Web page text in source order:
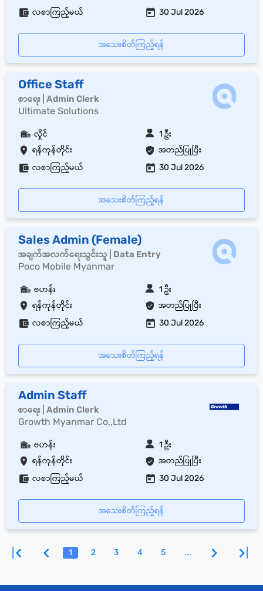
လစာကြည့်မယ် 30 Jul 2026
အသေးစိတ်ကြည့်ရန်
Office Staff
စာရေး | Admin Clerk
Ultimate Solutions
ရန်ကုန်တိုင်း အတည်ပြုပြီး
လှိုင် 1 ဦး
လစာကြည့်မယ် 30 Jul 2026
အသေးစိတ်ကြည့်ရန်
Sales Admin (Female)
အချက်အလက်ရေးသွင်းသူ | Data Entry
Poco Mobile Myanmar
ရန်ကုန်တိုင်း အတည်ပြုပြီး
ဗဟန်း 1 ဦး
လစာကြည့်မယ် 30 Jul 2026
အသေးစိတ်ကြည့်ရန်
Admin Staff
စာရေး | Admin Clerk
Growth Myanmar Co.,Ltd
ရန်ကုန်တိုင်း အတည်ပြုပြီး
ဗဟန်း 1 ဦး
လစာကြည့်မယ် 30 Jul 2026
အသေးစိတ်ကြည့်ရန်
1 2 3 4 5 ...